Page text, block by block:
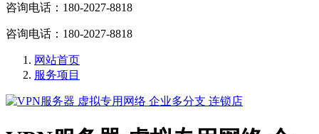
咨询电话：180-2027-8818
咨询电话：180-2027-8818
网站首页
服务项目